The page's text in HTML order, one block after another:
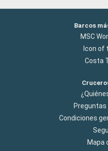
Barcos
MSC
Icon of
Costa
Condiciones
Mapa